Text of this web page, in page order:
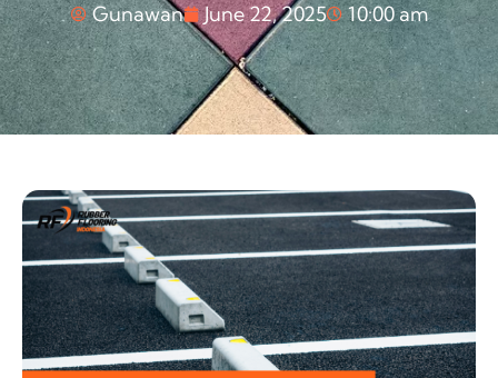
Gunawan June 22, 2025 10:00 am